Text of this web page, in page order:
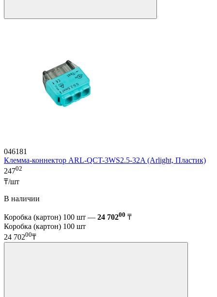
046181
Клемма-коннектор ARL-QCT-3WS2.5-32A (Arlight, Пластик)
24702
₸/шт
В наличии
Коробка (картон) 100 шт — 24 70200 ₸
Коробка (картон) 100 шт
24 70200₸